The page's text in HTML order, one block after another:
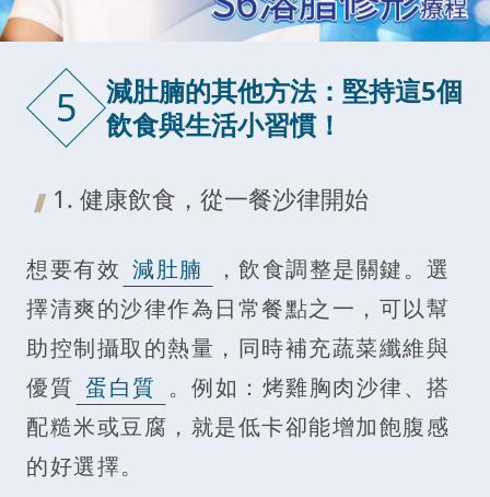
5
減肚腩的其他方法：堅持這5個
飲食與生活小習慣！
1. 健康飲食，從一餐沙律開始
想要有效 減肚腩
，飲食調整是關鍵。選
擇清爽的沙律作為日常餐點之一，可以幫
助控制攝取的熱量，同時補充蔬菜纖維與
優質 蛋白質 。例如：烤雞胸肉沙律、搭
配糙米或豆腐，就是低卡卻能增加飽腹感
的好選擇。